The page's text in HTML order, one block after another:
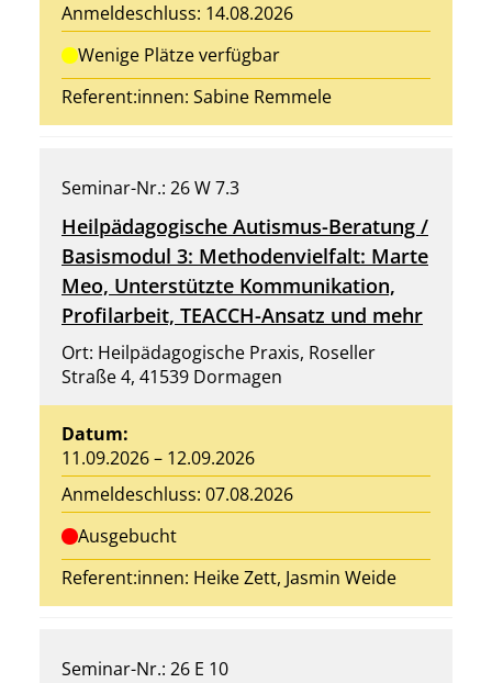
Anmeldeschluss: 14.08.2026
Wenige Plätze verfügbar
Referent:innen: Sabine Remmele
Seminar-Nr.: 26 W 7.3
Heilpädagogische Autismus-Beratung /
Basismodul 3: Methodenvielfalt: Marte
Meo, Unterstützte Kommunikation,
Profilarbeit, TEACCH-Ansatz und mehr
Ort: Heilpädagogische Praxis, Roseller
Straße 4, 41539 Dormagen
Datum:
11.09.2026 – 12.09.2026
Anmeldeschluss: 07.08.2026
Ausgebucht
Referent:innen: Heike Zett, Jasmin Weide
Seminar-Nr.: 26 E 10